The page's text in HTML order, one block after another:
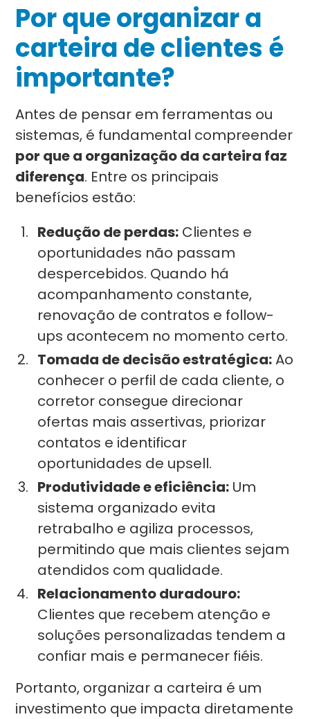
Por que organizar a
carteira de clientes é
importante?
Antes de pensar em ferramentas ou
sistemas, é fundamental compreender
por que a organização da carteira faz
diferença. Entre os principais
benefícios estão:
Redução de perdas: Clientes e
oportunidades não passam
despercebidos. Quando há
acompanhamento constante,
renovação de contratos e follow-
ups acontecem no momento certo.
Tomada de decisão estratégica:Ao
conhecer o perfil de cada cliente, o
corretor consegue direcionar
ofertas mais assertivas, priorizar
contatos e identificar
oportunidades de upsell.
Produtividade e eficiência: Um
sistema organizado evita
retrabalho e agiliza processos,
permitindo que mais clientes sejam
atendidos com qualidade.
Relacionamento duradouro:
Clientes que recebem atenção e
soluções personalizadas tendem a
confiar mais e permanecer fiéis.
Portanto, organizar a carteira é um
investimento que impacta diretamente